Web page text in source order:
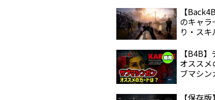
【
のキャラ
り・スキ
【B4B
オスス
ブマシン
【保存